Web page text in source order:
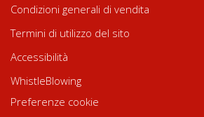
Condizioni generali di vendita
Termini di utilizzo del sito
Accessibilità
WhistleBlowing
Preferenze cookie